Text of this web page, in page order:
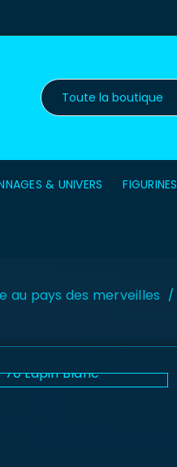
& UNIVERS FIGURINES
au pays des merveilles /